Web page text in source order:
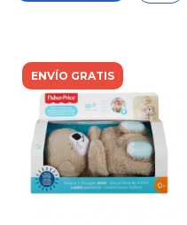
ENVÍO GRATIS